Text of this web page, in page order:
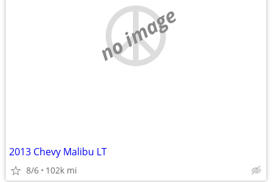
no image
2013 Chevy Malibu LT
8/6 102k mi